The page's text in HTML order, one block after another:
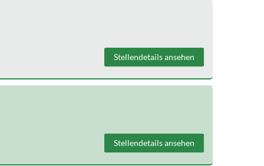
Stellendetails ansehen
Stellendetails ansehen